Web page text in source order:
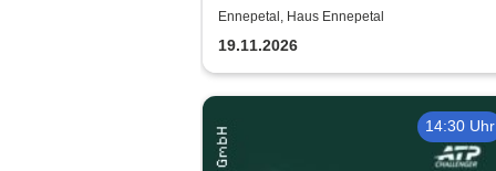
Einaudi: Tribute-
Klavierkonzert - Ludovico
Einaudi Tribute bei
Kerzenschein
Ennepetal, Haus Ennepetal
19.11.2026
14:30 Uhr